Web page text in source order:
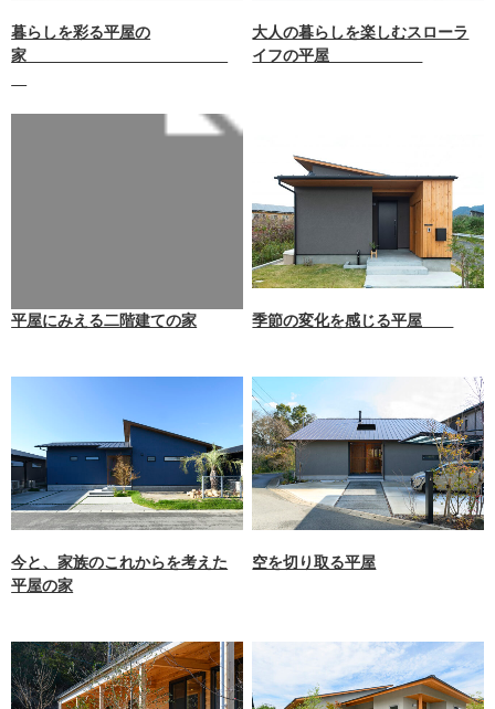
暮らしを彩る平屋の
家
大人の暮らしを楽しむスローラ
イフの平屋
平屋にみえる二階建ての家 季節の変化を感じる平屋
今と、家族のこれからを考えた
平屋の家
空を切り取る平屋